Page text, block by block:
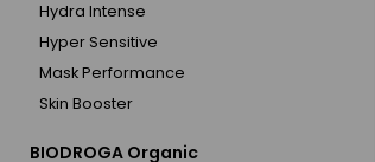
Hydra Intense
Hyper Sensitive
Mask Performance
Skin Booster
BIODROGA Organic